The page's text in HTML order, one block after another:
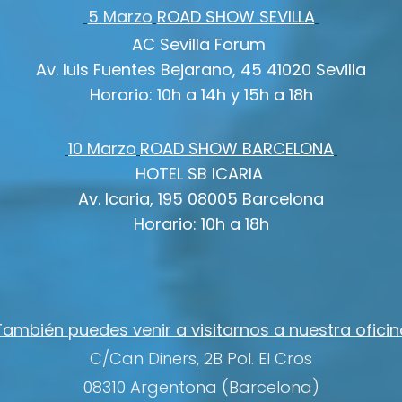
5 Marzo ROAD SHOW SEVILLA
AC Sevilla Forum
Av. luis Fuentes Bejarano, 45 41020 Sevilla
Horario: 10h a 14h y 15h a 18h
10 Marzo ROAD SHOW BARCELONA
HOTEL SB ICARIA
Av. Icaria, 195 08005 Barcelona
Horario: 10h a 18h
puedes venir a visitarnos a nuestra
C/Can Diners, 2B Pol. El Cros
08310 Argentona (Barcelona)